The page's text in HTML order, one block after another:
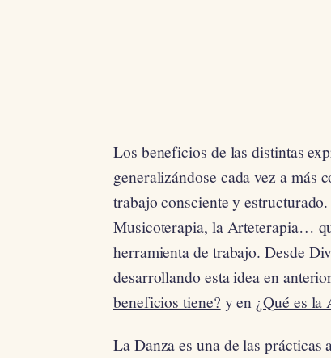
Los beneficios de las distintas
generalizándose cada vez a más
trabajo consciente y
Musicoterapia, la Arteterapia…
herramienta de trabajo. Desde
desarrollando esta idea en
beneficios tiene? y en ¿Qué es la
La Danza es una de las